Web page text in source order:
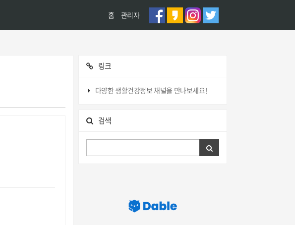
홈 관리자
링크
다양한 생활건강정보 채널을 만나보세요!
검색